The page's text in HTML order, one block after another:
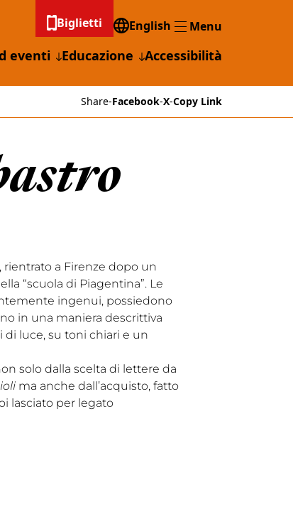
Biglietti
English
MenuMenu
eventi Educazione Accessibilità
Share-Facebook-X-Copy Link
rientrato a Firenze dopo un
“scuola di Piagentina”. Le
ingenui, possiedono
in una maniera descrittiva
luce, su toni chiari e un
solo dalla scelta di lettere da
ma anche dall’acquisto, fatto
lasciato per legato